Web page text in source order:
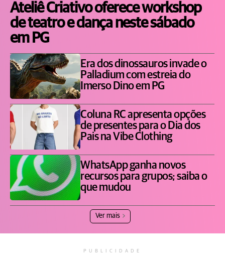
Ateliê Criativo oferece workshop
de teatro e dança neste sábado
em PG
Era dos dinossauros invade o
Palladium com estreia do
Imerso Dino em PG
Coluna RC apresenta opções
de presentes para o Dia dos
Pais na Vibe Clothing
WhatsApp ganha novos
recursos para grupos; saiba o
que mudou
Ver mais
PUBLICIDADE